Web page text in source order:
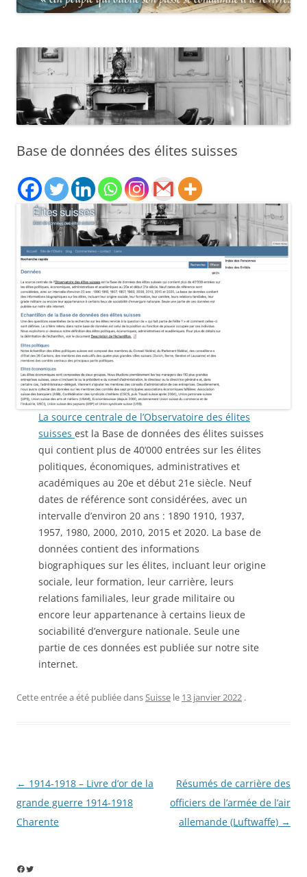
Base de données des élites suisses
La source centrale de l’Observatoire des élites
suisses est la Base de données des élites suisses
qui contient plus de 40’000 entrées sur les élites
politiques, économiques, administratives et
académiques au 20e et début 21e siècle. Neuf
dates de référence sont considérées, avec un
intervalle d’environ 20 ans : 1890 1910, 1937,
1957, 1980, 2000, 2010, 2015 et 2020. La base de
données contient des informations
biographiques sur les élites, incluant leur origine
sociale, leur formation, leur carrière, leurs
relations familiales, leur grade militaire ou
encore leur appartenance à certains lieux de
sociabilité d’envergure nationale. Seule une
partie de ces données est publiée sur notre site
internet.
Cette entrée a été publiée dansSuisse le 13 janvier 2022 .
Navigation
des
articles
← 1914-1918 – Livre d’or de la
grande guerre 1914-1918
Charente
Résumés de carrière des
officiers de l’armée de l’air
allemande (Luftwaffe) →
Facebook
Twitter